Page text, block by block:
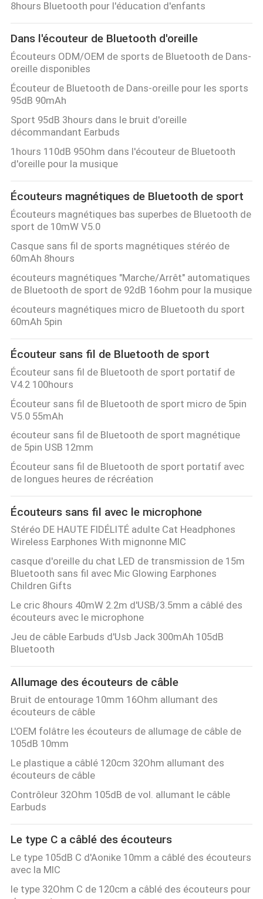
8hours Bluetooth pour l'éducation d'enfants
Dans l'écouteur de Bluetooth d'oreille
Écouteurs ODM/OEM de sports de Bluetooth de Dans-
oreille disponibles
Écouteur de Bluetooth de Dans-oreille pour les sports
95dB 90mAh
Sport 95dB 3hours dans le bruit d'oreille
décommandant Earbuds
1hours 110dB 95Ohm dans l'écouteur de Bluetooth
d'oreille pour la musique
Écouteurs magnétiques de Bluetooth de sport
Écouteurs magnétiques bas superbes de Bluetooth de
sport de 10mW V5.0
Casque sans fil de sports magnétiques stéréo de
60mAh 8hours
écouteurs magnétiques "Marche/Arrêt" automatiques
de Bluetooth de sport de 92dB 16ohm pour la musique
écouteurs magnétiques micro de Bluetooth du sport
60mAh 5pin
Écouteur sans fil de Bluetooth de sport
Écouteur sans fil de Bluetooth de sport portatif de
V4.2 100hours
Écouteur sans fil de Bluetooth de sport micro de 5pin
V5.0 55mAh
écouteur sans fil de Bluetooth de sport magnétique
de 5pin USB 12mm
Écouteur sans fil de Bluetooth de sport portatif avec
de longues heures de récréation
Écouteurs sans fil avec le microphone
Stéréo DE HAUTE FIDÉLITÉ adulte Cat Headphones
Wireless Earphones With mignonne MIC
casque d'oreille du chat LED de transmission de 15m
Bluetooth sans fil avec Mic Glowing Earphones
Children Gifts
Le cric 8hours 40mW 2.2m d'USB/3.5mm a câblé des
écouteurs avec le microphone
Jeu de câble Earbuds d'Usb Jack 300mAh 105dB
Bluetooth
Allumage des écouteurs de câble
Bruit de entourage 10mm 16Ohm allumant des
écouteurs de câble
L'OEM folâtre les écouteurs de allumage de câble de
105dB 10mm
Le plastique a câblé 120cm 32Ohm allumant des
écouteurs de câble
Contrôleur 32Ohm 105dB de vol. allumant le câble
Earbuds
Le type C a câblé des écouteurs
Le type 105dB C d'Aonike 10mm a câblé des écouteurs
avec la MIC
le type 32Ohm C de 120cm a câblé des écouteurs pour